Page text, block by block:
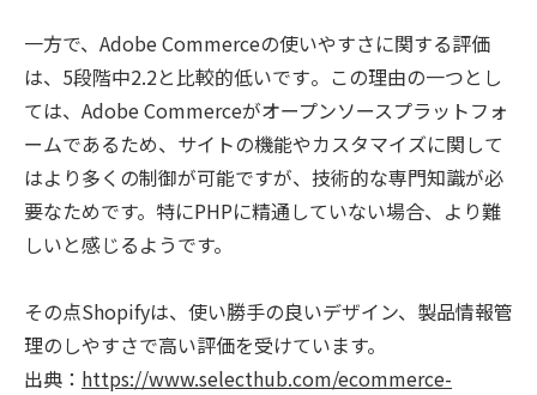
一方で、Adobe Commerceの使いやすさに関する評価
は、5段階中2.2と比較的低いです​​。この理由の一つとし
ては、Adobe Commerceがオープンソースプラットフォ
ームであるため、サイトの機能やカスタマイズに関して
はより多くの制御が可能ですが、技術的な専門知識が必
要なためです。特にPHPに精通していない場合、より難
しいと感じるようです。
その点Shopifyは、使い勝手の良いデザイン、製品情報管
理のしやすさで高い評価を受けています。
出典： https://www.selecthub.com/ecommerce-